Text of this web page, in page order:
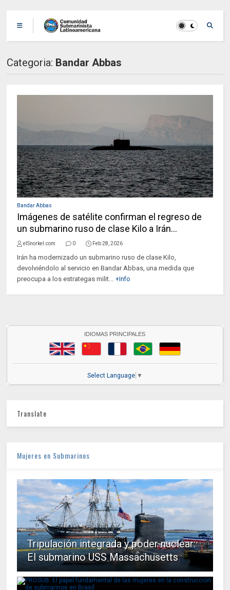
Categoria: Bandar Abbas
Bandar Abbas
Imágenes de satélite confirman el regreso de
un submarino ruso de clase Kilo a Irán...
elSnorkel.com 0 Feb 28, 2026
Irán ha modernizado un submarino ruso de clase Kilo,
devolviéndolo al servicio en Bandar Abbas, una medida que
preocupa a los estrategas milit... +Info
IDIOMAS PRINCIPALES
Select Language ▼
Translate
Mujeres en Submarinos
Tripulación integrada y poder nuclear:
El submarino USS Massachusetts